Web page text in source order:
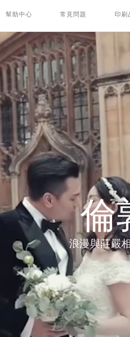
幫助中心 常見問題 印刷
倫
浪漫與莊嚴